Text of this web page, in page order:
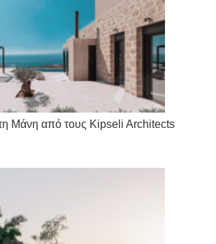
Μάνη από τους Kipseli Architects